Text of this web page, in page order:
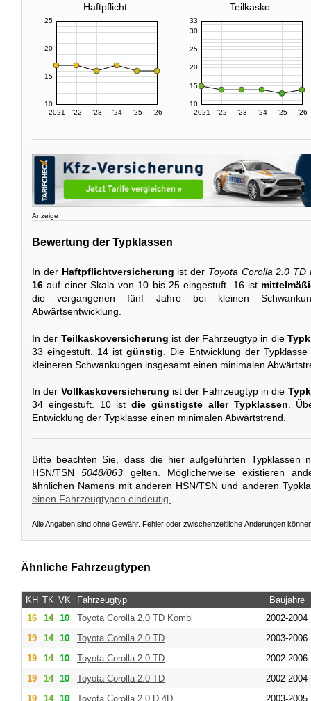
Haftpflicht Teilkasko
2021 '22 '23 '24 '25 '26
10
15
20
25
2021 '22 '23 '24 '25 '26
10
15
20
25
30
33
Anzeige
Bewertung der Typklassen
In der Haftpflichtversicherung ist der Toyota Corolla 2.0 TD
16 auf einer Skala von 10 bis 25 eingestuft. 16 ist
die vergangenen fünf Jahre bei kleinen
Abwärtsentwicklung.
In der Teilkaskoversicherung ist der Fahrzeugtyp in die
33 eingestuft. 14 ist günstig . Die Entwicklung der
kleineren Schwankungen insgesamt einen minimalen
In der Vollkaskoversicherung ist der Fahrzeugtyp in die
34 eingestuft. 10 istdie günstigste aller Typklassen.
Entwicklung der Typklasse einen minimalen Abwärtstrend.
Bitte beachten Sie, dass die hier aufgeführten Typklassen
HSN/TSN5048/063 gelten. Möglicherweise existieren
ähnlichen Namens mit anderen HSN/TSN und anderen
einen Fahrzeugtypen eindeutig.
Alle Angaben sind ohne Gewähr. Fehler oder zwischenzeitliche Änderungen
Ähnliche Fahrzeugtypen
KH TK VK Fahrzeugtyp
Baujahre
16
14 10 Toyota Corolla 2.0 TD Kombi
2002-2004
19
14 10 Toyota Corolla 2.0 TD
2003-2006
19
14 10 Toyota Corolla 2.0 TD
2002-2006
19
14 10 Toyota Corolla 2.0 TD
2002-2004
19
14 10 Toyota Corolla 2.0 D 4D 2003-2005